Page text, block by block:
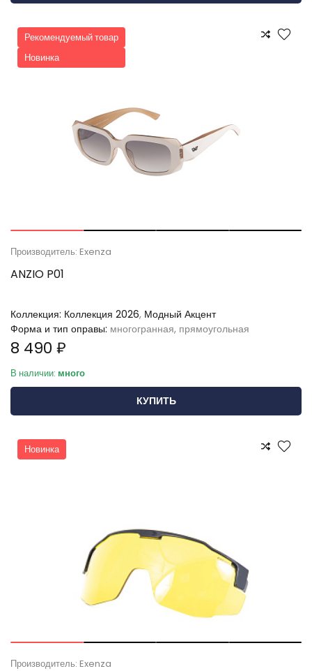
Рекомендуемый товар
Новинка
Производитель: Exenza
ANZIO P01
Коллекция: Коллекция 2026, Модный Акцент
Форма и тип оправы: многогранная, прямоугольная
8 490 ₽
В наличии: много
КУПИТЬ
Новинка
Производитель: Exenza